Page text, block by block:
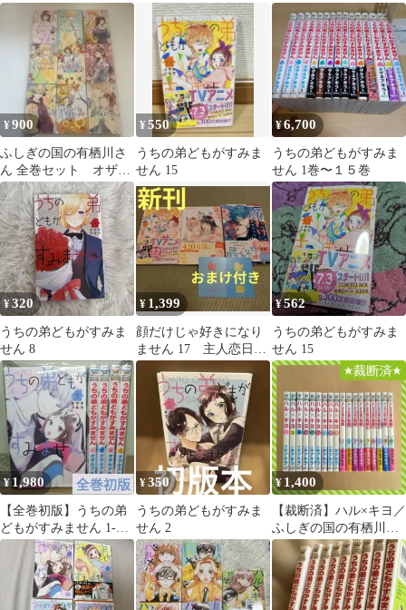
セット、完結、オザキ
アキラ
¥900
ふしぎの国の有栖川さ
ん 全巻セット オザキ
アキラ まとめ売り
完結
¥550
うちの弟どもがすみま
せん 15
¥6,700
うちの弟どもがすみま
せん 1巻〜１５巻
¥320
うちの弟どもがすみま
せん 8
¥ 1,399
顔だけじゃ好きになり
ません 17 主人恋日記
12 うちの弟どもがす
みません15
¥562
うちの弟どもがすみま
せん 15
¥ 1,980
【全巻初版】うちの弟
どもがすみません 1-5
巻
¥350
うちの弟どもがすみま
せん 2
¥ 1,400
【裁断済】ハル×キヨ／
ふしぎの国の有栖川さ
ん